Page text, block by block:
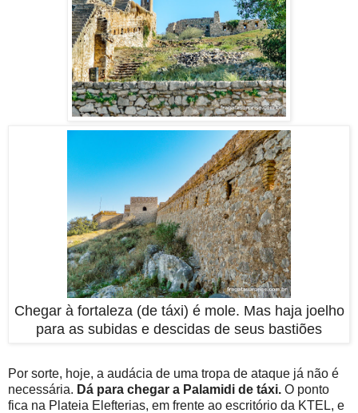
Chegar à fortaleza (de táxi) é mole. Mas haja joelho
para as subidas e descidas de seus bastiões
Por sorte, hoje, a audácia de uma tropa de ataque já não é
necessária. Dá para chegar a Palamidi de táxi. O ponto
fica na Plateia Elefterias, em frente ao escritório da KTEL, e